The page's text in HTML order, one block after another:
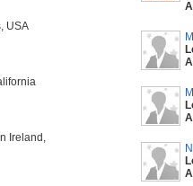
USA
Ireland,